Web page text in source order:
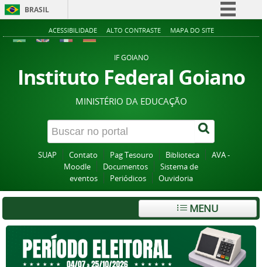
BRASIL
Simplifique!
Acesso à informação
Legislação
Canais
ACESSIBILIDADE ALTO CONTRASTE MAPA DO SITE
IF GOIANO
Instituto Federal Goiano
MINISTÉRIO DA EDUCAÇÃO
SUAP Contato Pag Tesouro Biblioteca
AVA -
Moodle
Documentos
Sistema de
eventos
Periódicos Ouvidoria
MENU